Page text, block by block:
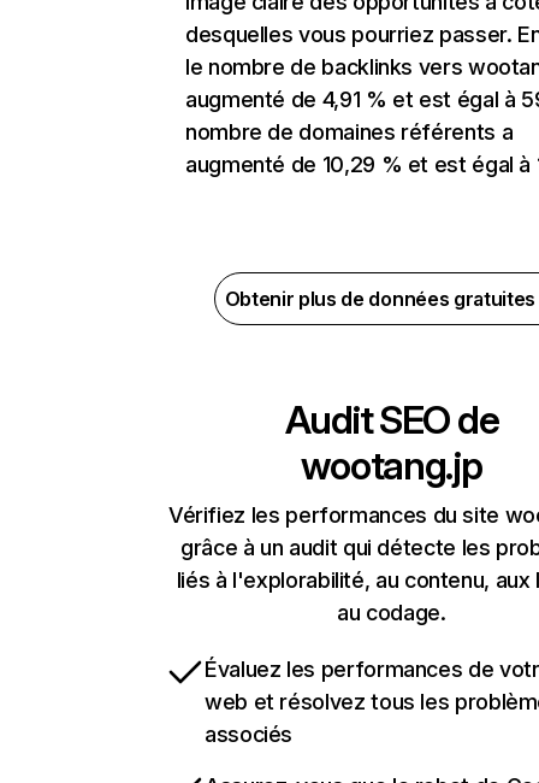
desquelles vous pourriez passer.
le nombre de backlinks vers
augmenté de 4,91 % et est égal à
nombre de domaines référents a
augmenté de 10,29 % et est égal à
Obtenir plus de données
Audit SEO de
wootang.jp
Vérifiez les performances du site
grâce à un audit qui détecte les
liés à l'explorabilité, au contenu, aux
au codage.
Évaluez les performances de
web et résolvez tous les
associés